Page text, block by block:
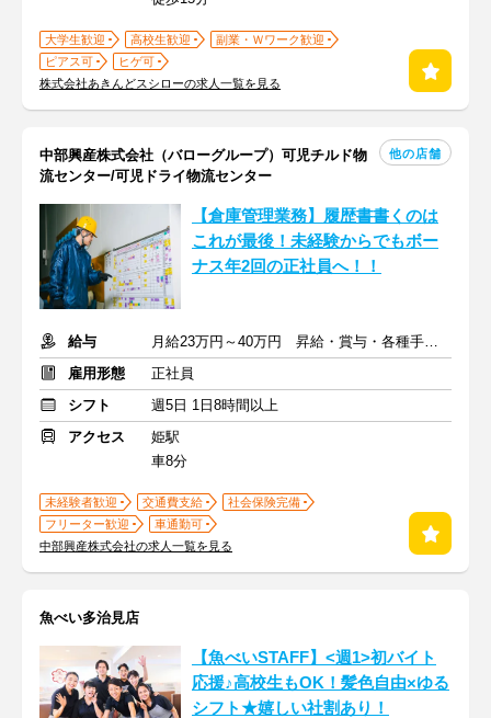
大学生歓迎 高校生歓迎
副業・Ｗワーク歓迎
ピアス可
ヒゲ可
株式会社あきんどスシローの求人一覧を見る
中部興産株式会社（バローグループ）可児チルド物
流センター/可児ドライ物流センター
他の店舗
【倉庫管理業務】履歴書書くのは
これが最後！未経験からでもボー
ナス年2回の正社員へ！！
給与
月給23万円～40万円 昇給・賞与・各種手当あり
雇用形態
正社員
シフト
週5日 1日8時間以上
アクセス
姫駅
車8分
未経験者歓迎 交通費支給
社会保険完備
フリーター歓迎
車通勤可
中部興産株式会社の求人一覧を見る
魚べい多治見店
【魚べいSTAFF】<週1>初バイト
応援♪高校生もOK！髪色自由×ゆる
シフト★嬉しい社割あり！